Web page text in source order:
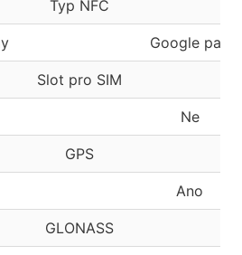
Typ NFC
Google pay
Slot pro SIM
Ne
GPS
Ano
GLONASS